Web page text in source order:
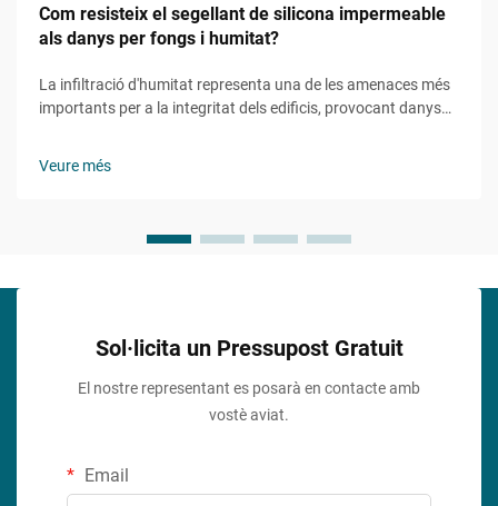
Com resisteix el segellant de silicona impermeable
als danys per fongs i humitat?
La infiltració d'humitat representa una de les amenaces més
importants per a la integritat dels edificis, provocant danys
Veure més
Sol·licita un Pressupost Gratuit
El nostre representant es posarà en contacte amb
vostè aviat.
Email